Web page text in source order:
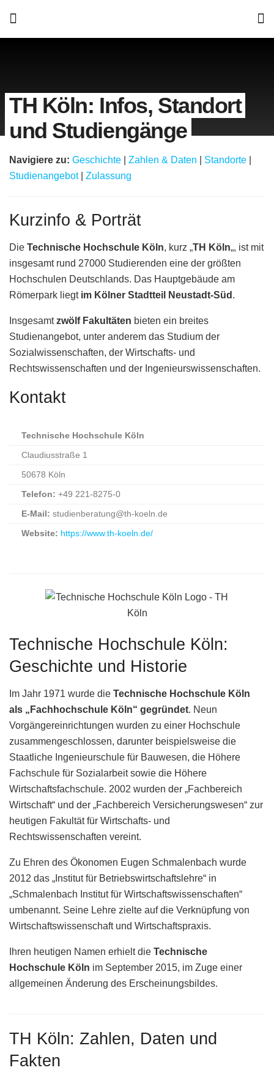
TH Köln: Infos, Standort
und Studiengänge
Navigiere zu: Geschichte Zahlen & Daten Standorte
Studienangebot| Zulassung
Kurzinfo & Porträt
Die Technische Hochschule Köln, kurz „TH Köln„, ist mit
insgesamt rund 27000 Studierenden eine der größten
Hochschulen Deutschlands. Das Hauptgebäude am
Römerpark liegt im Kölner Stadtteil Neustadt-Süd .
Insgesamtzwölf Fakultäten bieten ein breites
Studienangebot, unter anderem das Studium der
Sozialwissenschaften, der Wirtschafts- und
Rechtswissenschaften und der Ingenieurswissenschaften.
Kontakt
Technische Hochschule Köln
Claudiusstraße 1
50678 Köln
Telefon: +49 221-8275-0
E-Mail: studienberatung@th-koeln.de
Website: https://www.th-koeln.de/
Technische Hochschule Köln:
Geschichte und Historie
Im Jahr 1971 wurde die Technische Hochschule Köln
als „Fachhochschule Köln“ gegründet. Neun
Vorgängereinrichtungen wurden zu einer Hochschule
zusammengeschlossen, darunter beispielsweise die
Staatliche Ingenieurschule für Bauwesen, die Höhere
Fachschule für Sozialarbeit sowie die Höhere
Wirtschaftsfachschule. 2002 wurden der „Fachbereich
Wirtschaft“ und der „Fachbereich Versicherungswesen“ zur
heutigen Fakultät für Wirtschafts- und
Rechtswissenschaften vereint.
Zu Ehren des Ökonomen Eugen Schmalenbach wurde
2012 das „Institut für Betriebswirtschaftslehre“ in
„Schmalenbach Institut für Wirtschaftswissenschaften“
umbenannt. Seine Lehre zielte auf die Verknüpfung von
Wirtschaftswissenschaft und Wirtschaftspraxis.
Ihren heutigen Namen erhielt die Technische
Hochschule Köln im September 2015, im Zuge einer
allgemeinen Änderung des Erscheinungsbildes.
TH Köln: Zahlen, Daten und
Fakten